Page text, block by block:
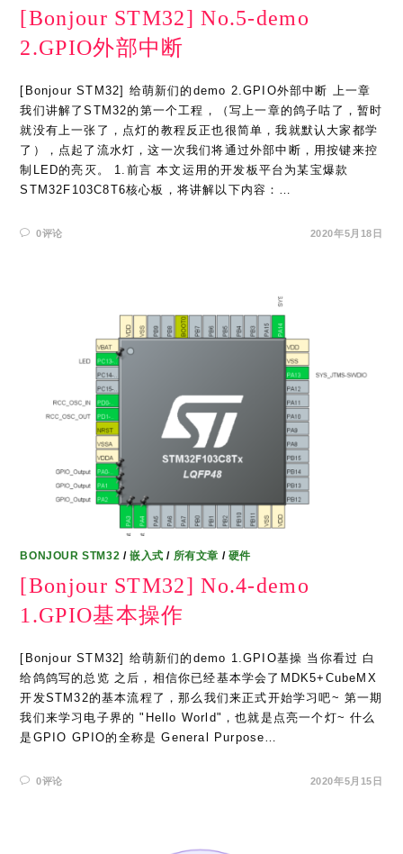
[Bonjour STM32] No.5-demo
2.GPIO外部中断
[Bonjour STM32] 给萌新们的demo 2.GPIO外部中断 上一章
我们讲解了STM32的第一个工程，（写上一章的鸽子咕了，暂时
就没有上一张了，点灯的教程反正也很简单，我就默认大家都学
了），点起了流水灯，这一次我们将通过外部中断，用按键来控
制LED的亮灭。 1.前言 本文运用的开发板平台为某宝爆款
STM32F103C8T6核心板，将讲解以下内容：…
0评论 2020年5月18日
BONJOUR STM32 /嵌入式 / 所有文章 / 硬件
[Bonjour STM32] No.4-demo
1.GPIO基本操作
[Bonjour STM32] 给萌新们的demo 1.GPIO基操 当你看过 白
给鸽鸽写的总览 之后，相信你已经基本学会了MDK5+CubeMX
开发STM32的基本流程了，那么我们来正式开始学习吧~ 第一期
我们来学习电子界的 "Hello World"，也就是点亮一个灯~ 什么
是GPIO GPIO的全称是 General Purpose…
0评论 2020年5月15日